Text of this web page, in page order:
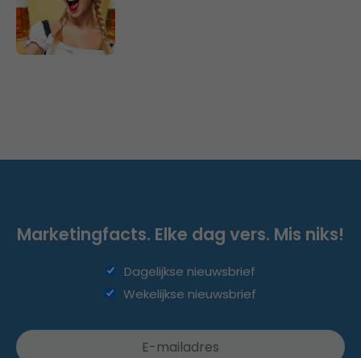
Marketingfacts. Elke dag vers. Mis niks!
Dagelijkse nieuwsbrief
Wekelijkse nieuwsbrief